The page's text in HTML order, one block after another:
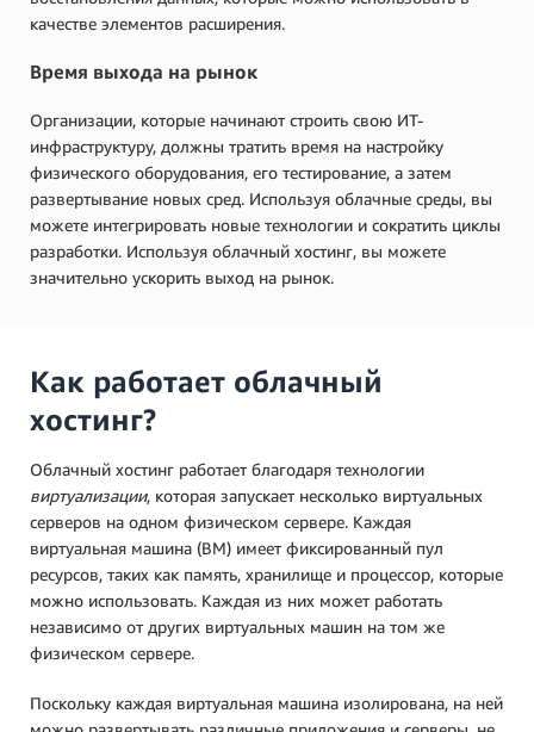
качестве элементов расширения.
Время выхода на рынок
Организации, которые начинают строить свою ИТ-
инфраструктуру, должны тратить время на настройку
физического оборудования, его тестирование, а затем
развертывание новых сред. Используя облачные среды, вы
можете интегрировать новые технологии и сократить циклы
разработки. Используя облачный хостинг, вы можете
значительно ускорить выход на рынок.
Как работает облачный
хостинг?
Облачный хостинг работает благодаря технологии
виртуализации, которая запускает несколько виртуальных
серверов на одном физическом сервере. Каждая
виртуальная машина (ВМ) имеет фиксированный пул
ресурсов, таких как память, хранилище и процессор, которые
можно использовать. Каждая из них может работать
независимо от других виртуальных машин на том же
физическом сервере.
Поскольку каждая виртуальная машина изолирована, на ней